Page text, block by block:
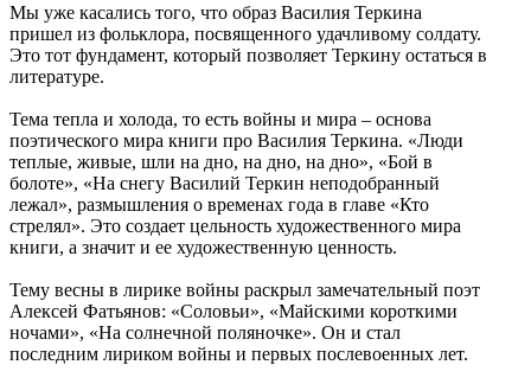
Мы уже касались того, что образ Василия Теркина
пришел из фольклора, посвященного удачливому солдату.
Это тот фундамент, который позволяет Теркину остаться в
литературе.
Тема тепла и холода, то есть войны и мира – основа
поэтического мира книги про Василия Теркина. «Люди
теплые, живые, шли на дно, на дно, на дно», «Бой в
болоте», «На снегу Василий Теркин неподобранный
лежал», размышления о временах года в главе «Кто
стрелял». Это создает цельность художественного мира
книги, а значит и ее художественную ценность.
Тему весны в лирике войны раскрыл замечательный поэт
Алексей Фатьянов: «Соловьи», «Майскими короткими
ночами», «На солнечной поляночке». Он и стал
последним лириком войны и первых послевоенных лет.